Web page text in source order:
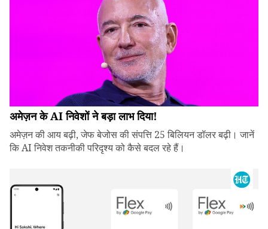
अमेज़न के AI निवेशों ने बड़ा लाभ दिया!
अमेज़न की आय बढ़ी, जेफ बेजोस की संपत्ति 25 बिलियन डॉलर बढ़ी। जानें
कि AI निवेश तकनीकी परिदृश्य को कैसे बदल रहे हैं।